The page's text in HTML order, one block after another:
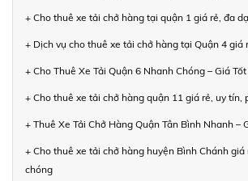
+ Cho thuê xe tải chở hàng tại quận 1 giá rẻ, đa
+ Dịch vụ cho thuê xe tải chở hàng tại Quận 4 giá
+ Cho Thuê Xe Tải Quận 6 Nhanh Chóng – Giá
+ Cho thuê xe tải chở hàng quận 11 giá rẻ, uy tín,
+ Thuê Xe Tải Chở Hàng Quận Tân Bình Nhanh –
+ Cho thuê xe tải chở hàng huyện Bình Chánh
chóng